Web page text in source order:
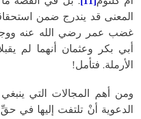
المعنى قد يندرج ضمن
غضب عمر رضي الله عنه
أبي بكر وعثمان أنهما لم
الأرملة. فتأمل!
ومن أهم المجالات التي
الدعوية أنْ تلتفت إليها في حقِّ